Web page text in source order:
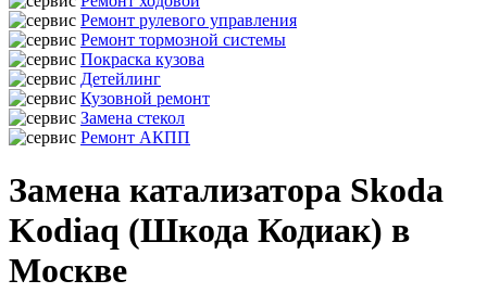
Ремонт рулевого управления
Ремонт тормозной системы
Покраска кузова
Детейлинг
Кузовной ремонт
Замена стекол
Ремонт АКПП
Замена катализатора Skoda
Kodiaq (Шкода Кодиак) в
Москве